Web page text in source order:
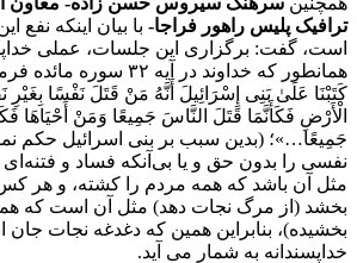
ترافیک پلیس راهور فراجا- با بیان اینکه
است، گفت: برگزاری این جلسات، عملی
همانطور که خداوند در آیه
کَتَبْنَا عَلَیٰ بَنِی إِسْرَائِیلَ أَنَّهُ مَنْ قَتَلَ نَفْسًا
الْأَرْضِ فَکَأَنَّمَا قَتَلَ النَّاسَ جَمِیعًا وَمَنْ أَحْیَاهَا
جَمِیعًا…»؛ (بدین سبب بر بنی اسرائیل حکم
نفسی را بدون حق و یا بی‌آنکه فساد و
مثل آن باشد که همه مردم را کشته، و هر
بخشد (از مرگ نجات دهد) مثل آن است که
بخشیده)، بنابراین همین که دغدغه نجات جان
خداپسندانه به شمار می آید.